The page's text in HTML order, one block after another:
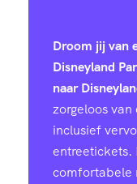
Droom jij van
Disneyland
naar
zorgeloos
inclusief
entreetickets.
comfortabele